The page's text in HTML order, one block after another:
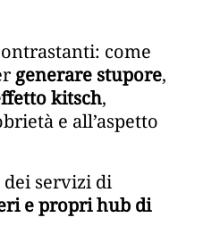
come
generare stupore,
kitsch,
e all’aspetto
servizi di
e propri hub di